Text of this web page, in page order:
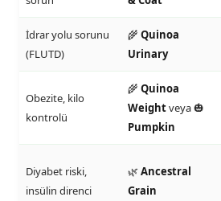
İdrar yolu sorunu
(FLUTD)
🌾Quinoa
Urinary
Obezite, kilo
kontrolü
🌾Quinoa
Weightveya 🎃
Pumpkin
Diyabet riski,
insülin direnci
🌿Ancestral
Grain